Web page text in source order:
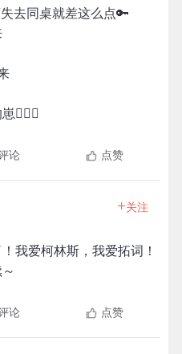
去同桌就差这么点🔑
🙆🏻‍♀️
论 点赞
+关注
我爱柯林斯，我爱拓词！
论 点赞